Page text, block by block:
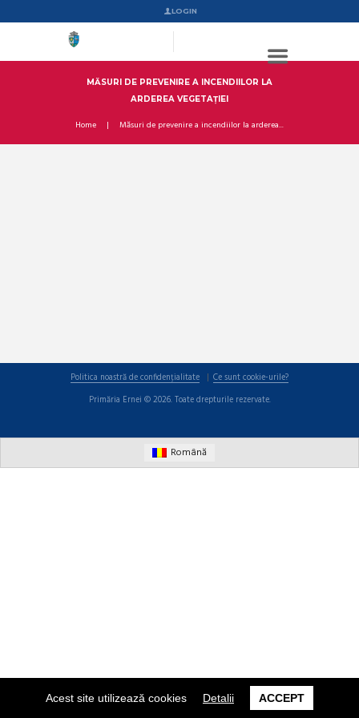
Acest site utilizează cookies Detalii ACCEPT
LOGIN
MĂSURI DE PREVENIRE A INCENDIILOR LA
ARDEREA VEGETAȚIEI
Home Măsuri de prevenire a incendiilor la arderea...
Politica noastră de confidențialitate
Ce sunt cookie-urile?
Primăria Ernei © 2026. Toate drepturile rezervate.
Română